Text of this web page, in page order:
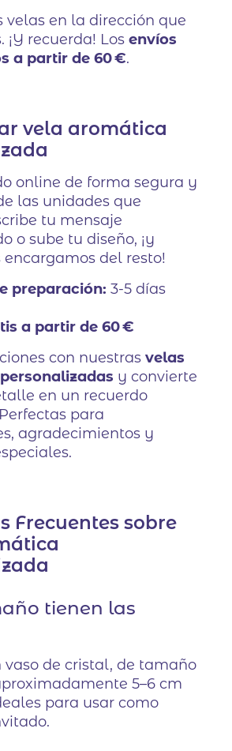
velas en la dirección que
¡Y recuerda! Losenvíos
a partir de 60 €.
vela aromática
online de forma segura y
las unidades que
tu mensaje
o sube tu diseño, ¡y
encargamos del resto!
preparación: 3-5 días
a partir de 60 €
con nuestrasvelas
y convierte
en un recuerdo
para
agradecimientos y
Frecuentes sobre
tienen las
vaso de cristal, de tamaño
5–6 cm
para usar como